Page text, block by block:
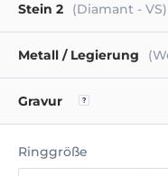
Stein 2 (Diamant - VS)
Metall / Legierung
Gravur
Ringgröße